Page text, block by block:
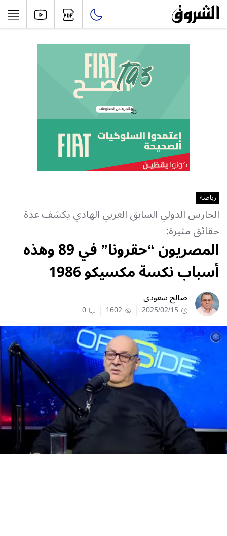
رياضة
الحارس الدولي السابق العربي الهادي يكشف عدة
حقائق مثيرة:
المصريون “حقرونا” في 89 وهذه
أسباب نكسة مكسيكو 1986
صالح سعودي
2025/02/15
1602
0